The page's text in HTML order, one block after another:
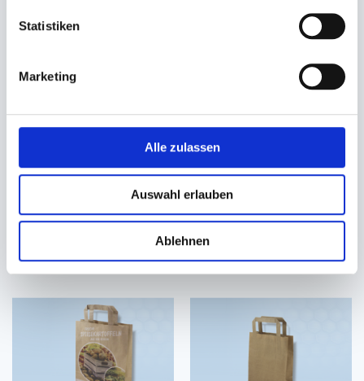
Statistiken
Marketing
Alle zulassen
Auswahl erlauben
Ablehnen
Papiertragetaschen braun
260+170x250mm
Papiertragetaschen braun
180+080x220mm